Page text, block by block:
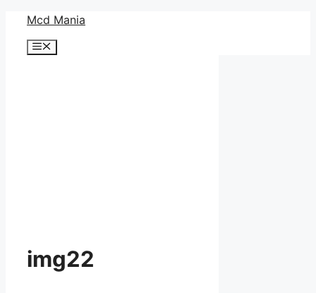
Mcd Mania
メ
img22